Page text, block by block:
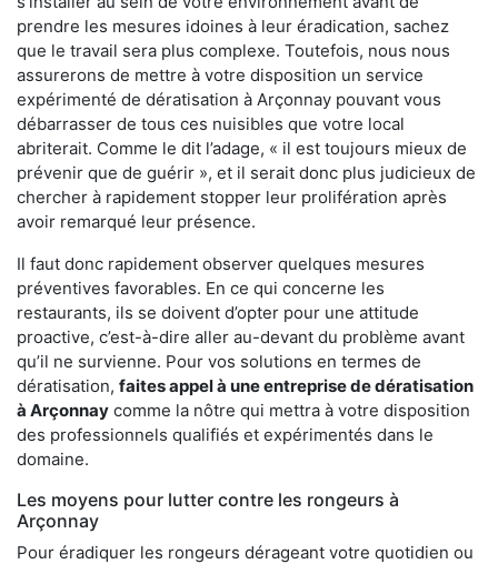
prendre les mesures idoines à leur éradication, sachez
que le travail sera plus complexe. Toutefois, nous nous
assurerons de mettre à votre disposition un service
expérimenté de dératisation à Arçonnay pouvant vous
débarrasser de tous ces nuisibles que votre local
abriterait. Comme le dit l’adage, « il est toujours mieux de
prévenir que de guérir », et il serait donc plus judicieux de
chercher à rapidement stopper leur prolifération après
avoir remarqué leur présence.
Il faut donc rapidement observer quelques mesures
préventives favorables. En ce qui concerne les
restaurants, ils se doivent d’opter pour une attitude
proactive, c’est-à-dire aller au-devant du problème avant
qu’il ne survienne. Pour vos solutions en termes de
dératisation, faites appel à une entreprise de dératisation
à Arçonnay comme la nôtre qui mettra à votre disposition
des professionnels qualifiés et expérimentés dans le
domaine.
Les moyens pour lutter contre les rongeurs à
Arçonnay
Pour éradiquer les rongeurs dérageant votre quotidien ou